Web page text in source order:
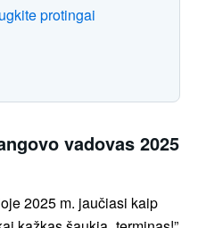
protingai
vadovas 2025
2025 m. jaučiasi kaip